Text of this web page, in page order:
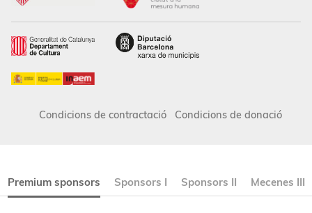
Condicions de contractació Condicions de donació
Premium sponsors Sponsors I Sponsors II Mecenes III